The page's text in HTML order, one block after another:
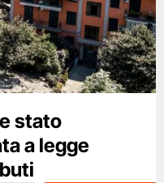
stato
a legge